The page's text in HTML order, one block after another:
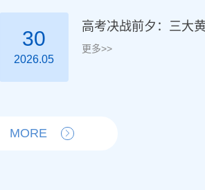
30
2026.05
高考决战前夕：三大
更多>>
MORE